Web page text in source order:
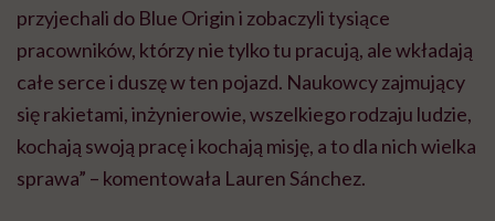
przyjechali do Blue Origin i zobaczyli tysiące
pracowników, którzy nie tylko tu pracują, ale wkładają
całe serce i duszę w ten pojazd. Naukowcy zajmujący
się rakietami, inżynierowie, wszelkiego rodzaju ludzie,
kochają swoją pracę i kochają misję, a to dla nich wielka
sprawa” – komentowała Lauren Sánchez.